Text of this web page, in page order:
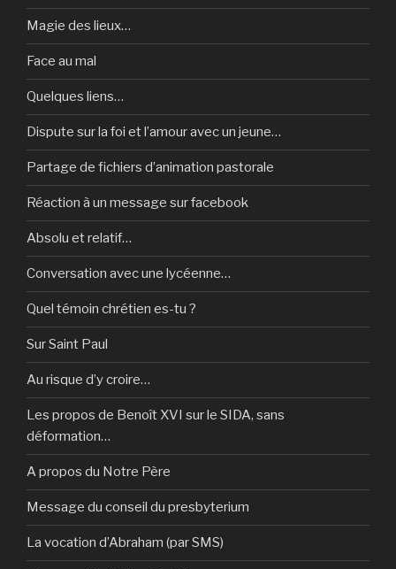
Magie des lieux…
Face au mal
Quelques liens…
Dispute sur la foi et l’amour avec un jeune…
Partage de fichiers d’animation pastorale
Réaction à un message sur facebook
Absolu et relatif…
Conversation avec une lycéenne…
Quel témoin chrétien es-tu ?
Sur Saint Paul
Au risque d’y croire…
Les propos de Benoît XVI sur le SIDA, sans
déformation…
A propos du Notre Père
Message du conseil du presbyterium
La vocation d’Abraham (par SMS)